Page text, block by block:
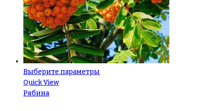
Выберите параметры
Quick View
Рябина